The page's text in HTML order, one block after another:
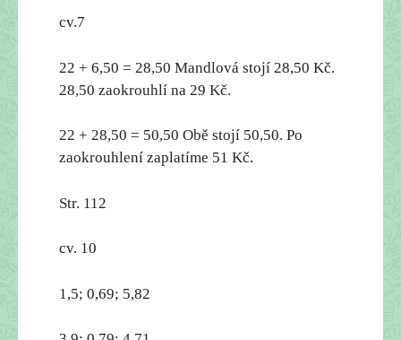
cv.7
22 + 6,50 = 28,50 Mandlová stojí 28,50 Kč.
28,50 zaokrouhlí na 29 Kč.
22 + 28,50 = 50,50 Obě stojí 50,50. Po
zaokrouhlení zaplatíme 51 Kč.
Str. 112
cv. 10
1,5; 0,69; 5,82